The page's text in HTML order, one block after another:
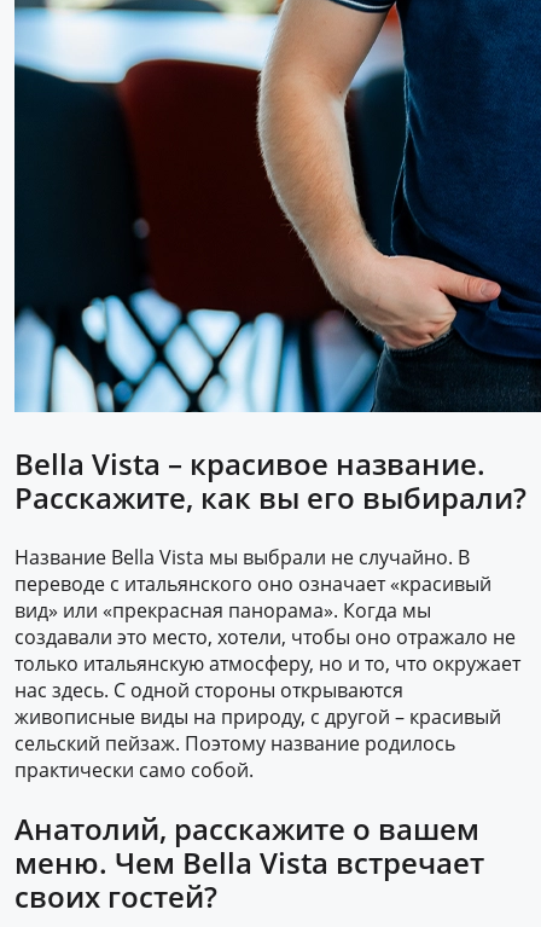
Bella Vista – красивое название.
Расскажите, как вы его выбирали?
Название Bella Vista мы выбрали не случайно. В
переводе с итальянского оно означает «красивый
вид» или «прекрасная панорама». Когда мы
создавали это место, хотели, чтобы оно отражало не
только итальянскую атмосферу, но и то, что окружает
нас здесь. С одной стороны открываются
живописные виды на природу, с другой – красивый
сельский пейзаж. Поэтому название родилось
практически само собой.
Анатолий, расскажите о вашем
меню. Чем Bella Vista встречает
своих гостей?